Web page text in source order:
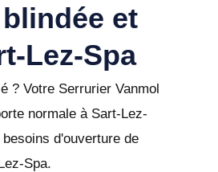
et
Lez-Spa
? Votre Serrurier Vanmol
normale à Sart-Lez-
d'ouverture de
Spa.